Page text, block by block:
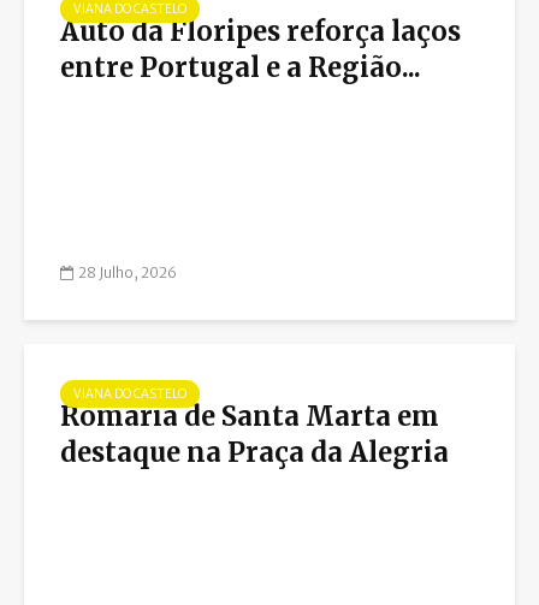
VIANA DO CASTELO
Auto da Floripes reforça laços
entre Portugal e a Região...
28 Julho, 2026
VIANA DO CASTELO
Romaria de Santa Marta em
destaque na Praça da Alegria